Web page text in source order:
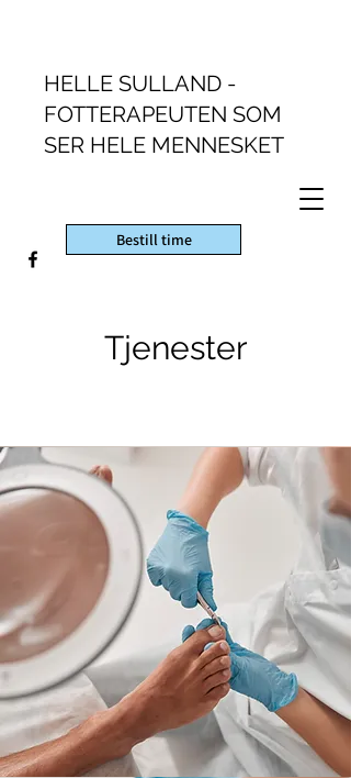
HELLE SULLAND -
FOTTERAPEUTEN SOM
SER HELE MENNESKET
Bestill time
Tjenester